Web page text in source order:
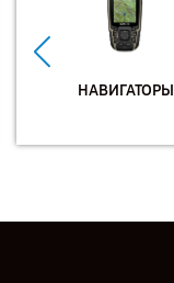
НАВИГАТОРЫ